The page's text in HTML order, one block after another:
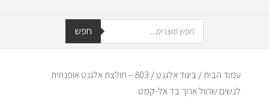
חפש
עמוד הבית/ ביגוד אלגנט
/ 803 – חולצת אלגנט אופנתית
לנשים שרוול ארוך בד אל-קמט